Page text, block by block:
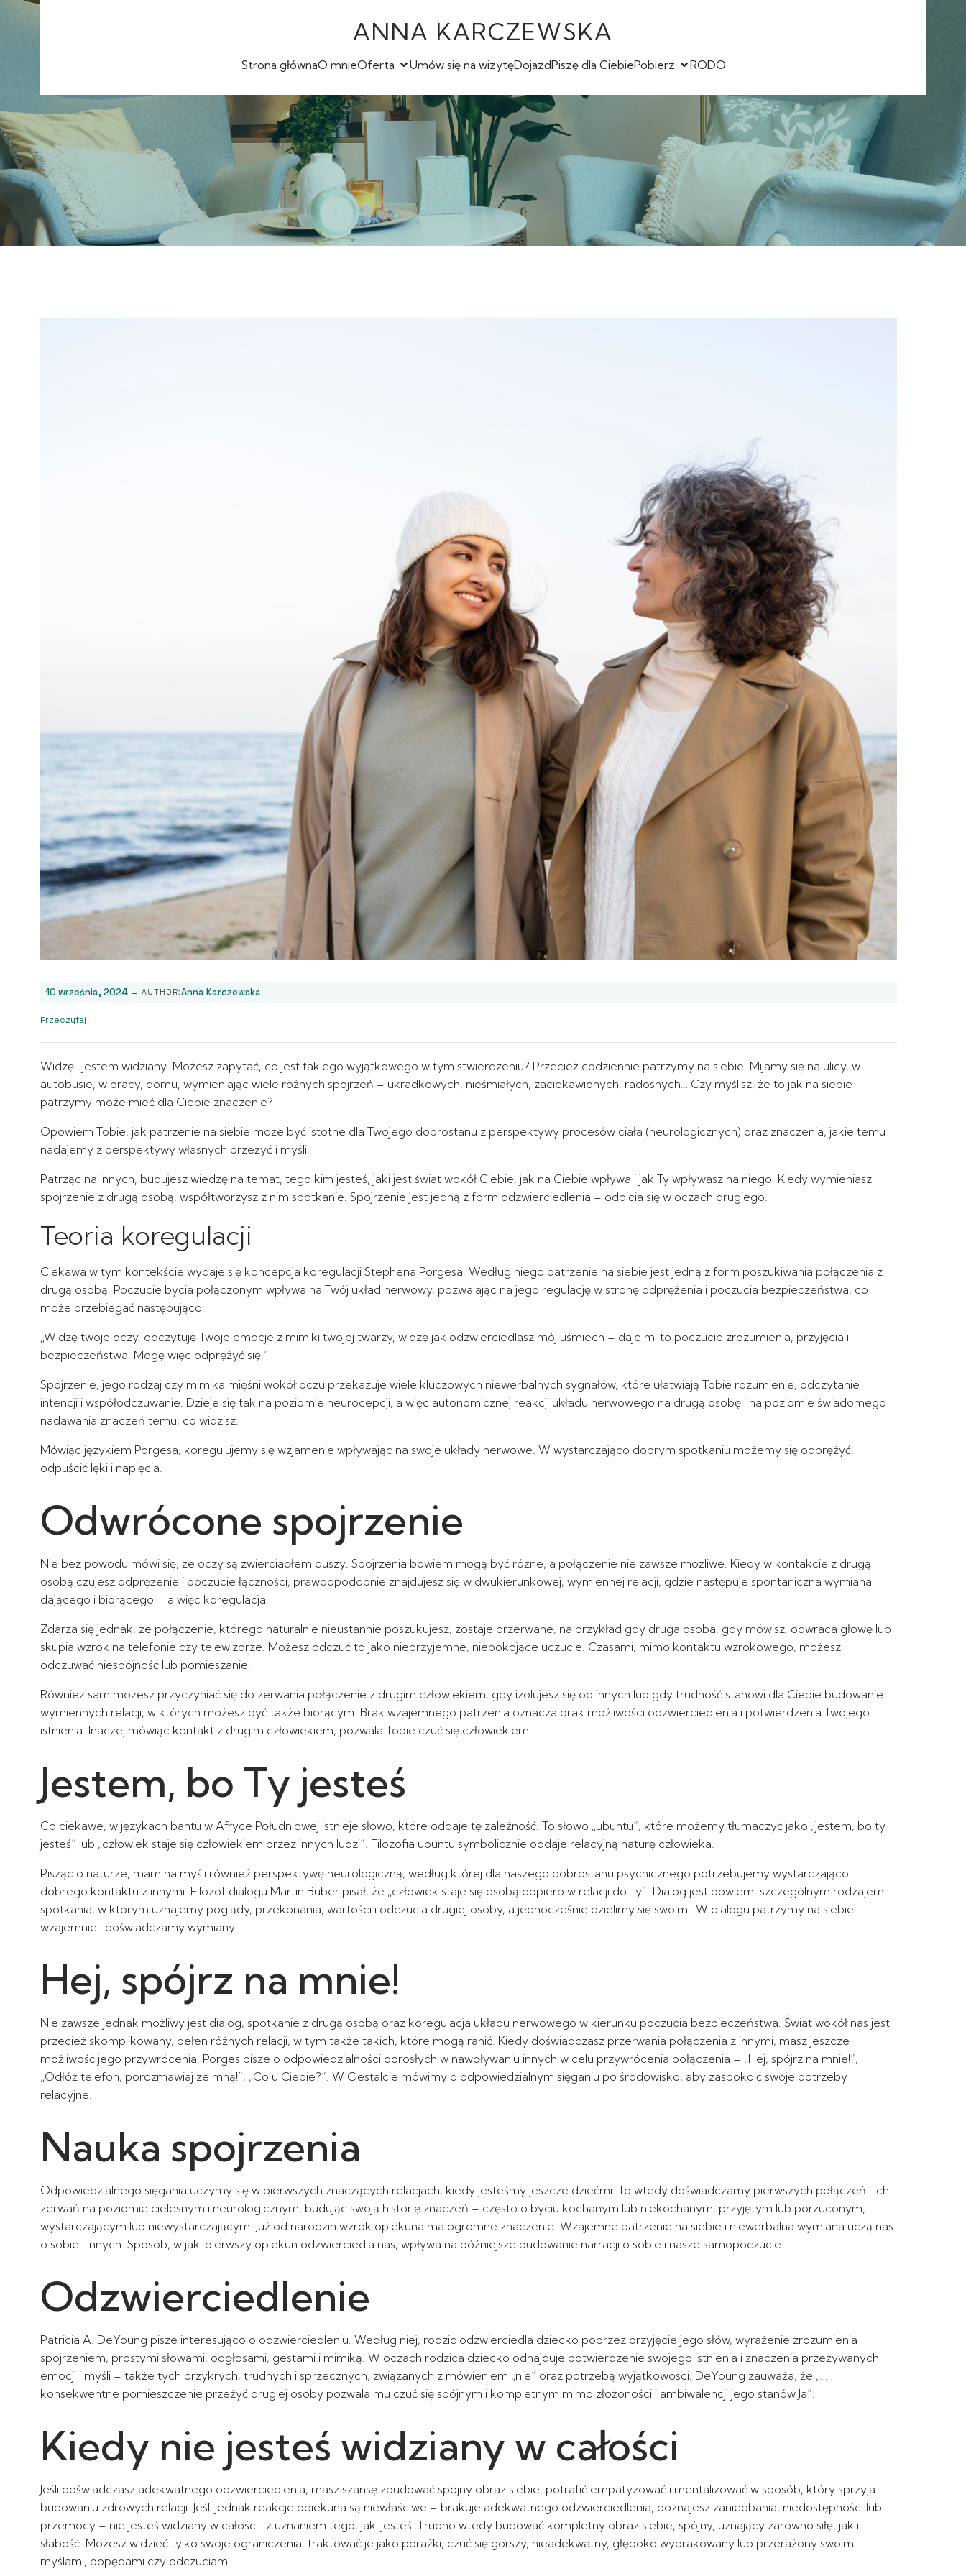
ANNA KARCZEWSKA
Strona głównaO mnieOferta Umów się na wizytęDojazdPiszę dla CiebiePobierz RODO
10 września, 2024 - AUTHOR:Anna Karczewska
Przeczytaj
Widzę i jestem widziany. Możesz zapytać, co jest takiego wyjątkowego w tym stwierdzeniu? Przecież codziennie patrzymy na siebie. Mijamy się na ulicy, w
autobusie, w pracy, domu, wymieniając wiele różnych spojrzeń – ukradkowych, nieśmiałych, zaciekawionych, radosnych… Czy myślisz, że to jak na siebie
patrzymy może mieć dla Ciebie znaczenie?
Opowiem Tobie, jak patrzenie na siebie może być istotne dla Twojego dobrostanu z perspektywy procesów ciała (neurologicznych) oraz znaczenia, jakie temu
nadajemy z perspektywy własnych przeżyć i myśli.
Patrząc na innych, budujesz wiedzę na temat, tego kim jesteś, jaki jest świat wokół Ciebie, jak na Ciebie wpływa i jak Ty wpływasz na niego. Kiedy wymieniasz
spojrzenie z drugą osobą, współtworzysz z nim spotkanie. Spojrzenie jest jedną z form odzwierciedlenia – odbicia się w oczach drugiego.
Teoria koregulacji
Ciekawa w tym kontekście wydaje się koncepcja koregulacji Stephena Porgesa. Według niego patrzenie na siebie jest jedną z form poszukiwania połączenia z
drugą osobą. Poczucie bycia połączonym wpływa na Twój układ nerwowy, pozwalając na jego regulację w stronę odprężenia i poczucia bezpieczeństwa, co
może przebiegać następująco:
„Widzę twoje oczy, odczytuję Twoje emocje z mimiki twojej twarzy, widzę jak odzwierciedlasz mój uśmiech – daje mi to poczucie zrozumienia, przyjęcia i
bezpieczeństwa. Mogę więc odprężyć się.”
Spojrzenie, jego rodzaj czy mimika mięśni wokół oczu przekazuje wiele kluczowych niewerbalnych sygnałów, które ułatwiają Tobie rozumienie, odczytanie
intencji i współodczuwanie. Dzieje się tak na poziomie neurocepcji, a więc autonomicznej reakcji układu nerwowego na drugą osobę i na poziomie świadomego
nadawania znaczeń temu, co widzisz.
Mówiąc językiem Porgesa, koregulujemy się wzjamenie wpływając na swoje układy nerwowe. W wystarczająco dobrym spotkaniu możemy się odprężyć,
odpuścić lęki i napięcia.
Odwrócone spojrzenie
Nie bez powodu mówi się, że oczy są zwierciadłem duszy. Spojrzenia bowiem mogą być różne, a połączenie nie zawsze możliwe. Kiedy w kontakcie z drugą
osobą czujesz odprężenie i poczucie łączności, prawdopodobnie znajdujesz się w dwukierunkowej, wymiennej relacji, gdzie następuje spontaniczna wymiana
dającego i biorącego – a więc koregulacja.
Zdarza się jednak, że połączenie, którego naturalnie nieustannie poszukujesz, zostaje przerwane, na przykład gdy druga osoba, gdy mówisz, odwraca głowę lub
skupia wzrok na telefonie czy telewizorze. Możesz odczuć to jako nieprzyjemne, niepokojące uczucie. Czasami, mimo kontaktu wzrokowego, możesz
odczuwać niespójność lub pomieszanie.
Również sam możesz przyczyniać się do zerwania połączenie z drugim człowiekiem, gdy izolujesz się od innych lub gdy trudność stanowi dla Ciebie budowanie
wymiennych relacji, w których możesz być także biorącym. Brak wzajemnego patrzenia oznacza brak możliwości odzwierciedlenia i potwierdzenia Twojego
istnienia. Inaczej mówiąc kontakt z drugim człowiekiem, pozwala Tobie czuć się człowiekiem.
Jestem, bo Ty jesteś
Co ciekawe, w językach bantu w Afryce Południowej istnieje słowo, które oddaje tę zależność. To słowo „ubuntu”, które możemy tłumaczyć jako „jestem, bo ty
jesteś” lub „człowiek staje się człowiekiem przez innych ludzi”. Filozofia ubuntu symbolicznie oddaje relacyjną naturę człowieka.
Pisząc o naturze, mam na myśli również perspektywę neurologiczną, według której dla naszego dobrostanu psychicznego potrzebujemy wystarczająco
dobrego kontaktu z innymi. Filozof dialogu Martin Buber pisał, że „człowiek staje się osobą dopiero w relacji do Ty”. Dialog jest bowiem szczególnym rodzajem
spotkania, w którym uznajemy poglądy, przekonania, wartości i odczucia drugiej osoby, a jednocześnie dzielimy się swoimi. W dialogu patrzymy na siebie
wzajemnie i doświadczamy wymiany.
Hej, spójrz na mnie!
Nie zawsze jednak możliwy jest dialog, spotkanie z drugą osobą oraz koregulacja układu nerwowego w kierunku poczucia bezpieczeństwa. Świat wokół nas jest
przecież skomplikowany, pełen różnych relacji, w tym także takich, które mogą ranić. Kiedy doświadczasz przerwania połączenia z innymi, masz jeszcze
możliwość jego przywrócenia. Porges pisze o odpowiedzialności dorosłych w nawoływaniu innych w celu przywrócenia połączenia – „Hej, spójrz na mnie!”,
„Odłóż telefon, porozmawiaj ze mną!”, „Co u Ciebie?”. W Gestalcie mówimy o odpowiedzialnym sięganiu po środowisko, aby zaspokoić swoje potrzeby
relacyjne.
Nauka spojrzenia
Odpowiedzialnego sięgania uczymy się w pierwszych znaczących relacjach, kiedy jesteśmy jeszcze dziećmi. To wtedy doświadczamy pierwszych połączeń i ich
zerwań na poziomie cielesnym i neurologicznym, budując swoją historię znaczeń – często o byciu kochanym lub niekochanym, przyjętym lub porzuconym,
wystarczającym lub niewystarczającym. Już od narodzin wzrok opiekuna ma ogromne znaczenie. Wzajemne patrzenie na siebie i niewerbalna wymiana uczą nas
o sobie i innych. Sposób, w jaki pierwszy opiekun odzwierciedla nas, wpływa na późniejsze budowanie narracji o sobie i nasze samopoczucie.
Odzwierciedlenie
Patricia A. DeYoung pisze interesująco o odzwierciedleniu. Według niej, rodzic odzwierciedla dziecko poprzez przyjęcie jego słów, wyrażenie zrozumienia
spojrzeniem, prostymi słowami, odgłosami, gestami i mimiką. W oczach rodzica dziecko odnajduje potwierdzenie swojego istnienia i znaczenia przeżywanych
emocji i myśli – także tych przykrych, trudnych i sprzecznych, związanych z mówieniem „nie” oraz potrzebą wyjątkowości. DeYoung zauważa, że „…
konsekwentne pomieszczenie przeżyć drugiej osoby pozwala mu czuć się spójnym i kompletnym mimo złożoności i ambiwalencji jego stanów Ja”.
Kiedy nie jesteś widziany w całości
Jeśli doświadczasz adekwatnego odzwierciedlenia, masz szansę zbudować spójny obraz siebie, potrafić empatyzować i mentalizować w sposób, który sprzyja
budowaniu zdrowych relacji. Jeśli jednak reakcje opiekuna są niewłaściwe – brakuje adekwatnego odzwierciedlenia, doznajesz zaniedbania, niedostępności lub
przemocy – nie jesteś widziany w całości i z uznaniem tego, jaki jesteś. Trudno wtedy budować kompletny obraz siebie, spójny, uznający zarówno siłę, jak i
słabość. Możesz widzieć tylko swoje ograniczenia, traktować je jako porażki, czuć się gorszy, nieadekwatny, głęboko wybrakowany lub przerażony swoimi
myślami, popędami czy odczuciami.